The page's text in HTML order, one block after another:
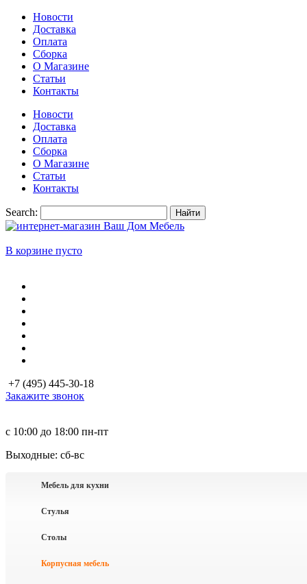
Новости
Доставка
Оплата
Сборка
О Магазине
Статьи
Контакты
Новости
Доставка
Оплата
Сборка
О Магазине
Статьи
Контакты
Search: Найти
В корзине пусто
+7 (495) 445-30-18
Закажите звонок
с 10:00 до 18:00 пн-пт
Выходные: сб-вc
Мебель для кухни
Стулья
Столы
Корпусная мебель